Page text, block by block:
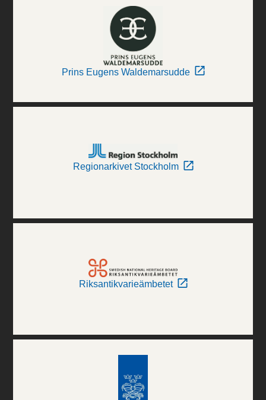
Prins Eugens Waldemarsudde
Regionarkivet Stockholm
Riksantikvarieämbetet